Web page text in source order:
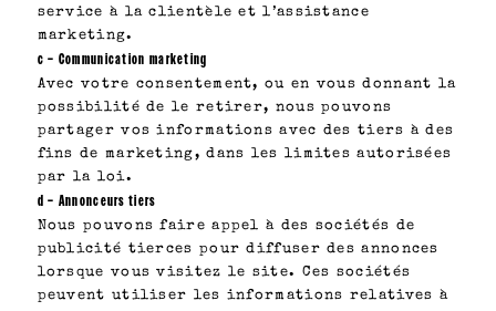
service à la clientèle et l’assistance
marketing.
c – Communication marketing
Avec votre consentement, ou en vous donnant la
possibilité de le retirer, nous pouvons
partager vos informations avec des tiers à des
fins de marketing, dans les limites autorisées
par la loi.
d – Annonceurs tiers
Nous pouvons faire appel à des sociétés de
publicité tierces pour diffuser des annonces
lorsque vous visitez le site. Ces sociétés
peuvent utiliser les informations relatives à